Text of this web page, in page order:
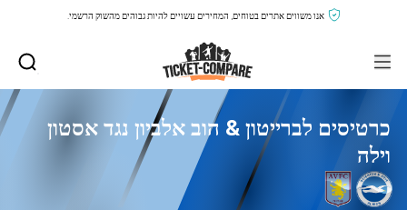
אנו משווים אתרים בטוחים, המחירים עשויים להיות גבוהים מהשוק הרשמי.
כרטיסים לברייטון & הוב אלביון נגד אסטון
וילה